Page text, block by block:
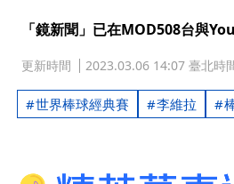
「鏡新聞」已在MOD508台與
更新時間 2023.03.06 14:07 臺北時
世界棒球經典賽 李維拉